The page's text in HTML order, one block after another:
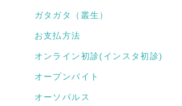
ガタガタ（叢生）
お支払方法
オンライン初診(インスタ初診)
オープンバイト
オーソパルス